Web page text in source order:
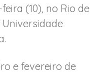
(10), no Rio de
e fevereiro de